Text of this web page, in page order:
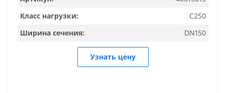
Класс нагрузки:
C250
Ширина сечения:
DN150
Узнать цену